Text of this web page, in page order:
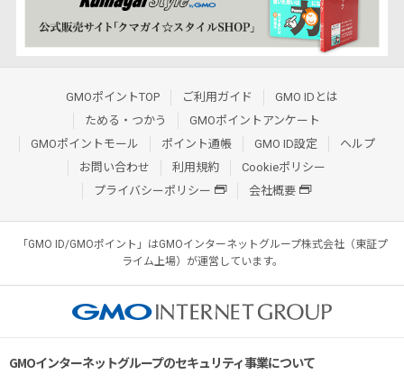
GMOポイントTOP ご利用ガイド
GMO IDとは
ためる・つかう
GMOポイントアンケート
GMOポイントモール
ポイント通帳 GMO ID設定
ヘルプ
お問い合わせ
利用規約
Cookieポリシー
プライバシーポリシー
会社概要
「GMO ID/GMOポイント」はGMOインターネットグループ株式会社（東証プ
ライム上場）が運営しています。
GMOインターネットグループのセキュリティ事業について